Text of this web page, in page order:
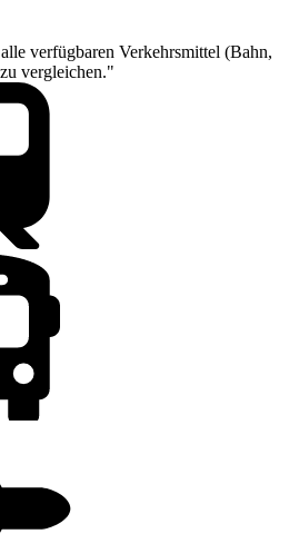
verfügbaren Verkehrsmittel (Bahn,
vergleichen."